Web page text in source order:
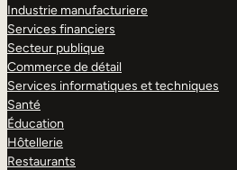
Industrie manufacturiere
Services financiers
Secteur publique
Commerce de détail
Services informatiques et techniques
Santé
Éducation
Hôtellerie
Restaurants